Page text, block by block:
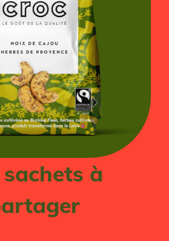
sachets à